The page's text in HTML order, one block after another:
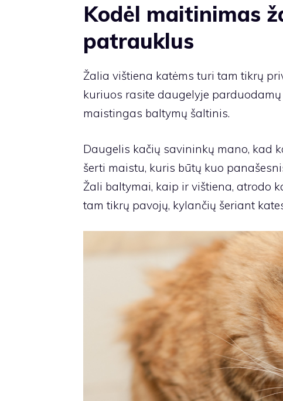
Kodėl maitinimas
patrauklus
Žalia vištiena katėms turi tam tikrų
kuriuos rasite daugelyje
maistingas baltymų šaltinis.
Daugelis kačių savininkų mano, kad
šerti maistu, kuris būtų kuo
Žali baltymai, kaip ir vištiena, atrodo
tam tikrų pavojų, kylančių šeriant